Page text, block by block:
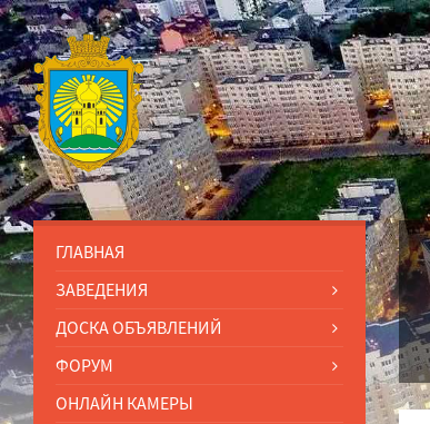
ГЛАВНАЯ
ЗАВЕДЕНИЯ
ДОСКА ОБЪЯВЛЕНИЙ
ФОРУМ
ОНЛАЙН КАМЕРЫ